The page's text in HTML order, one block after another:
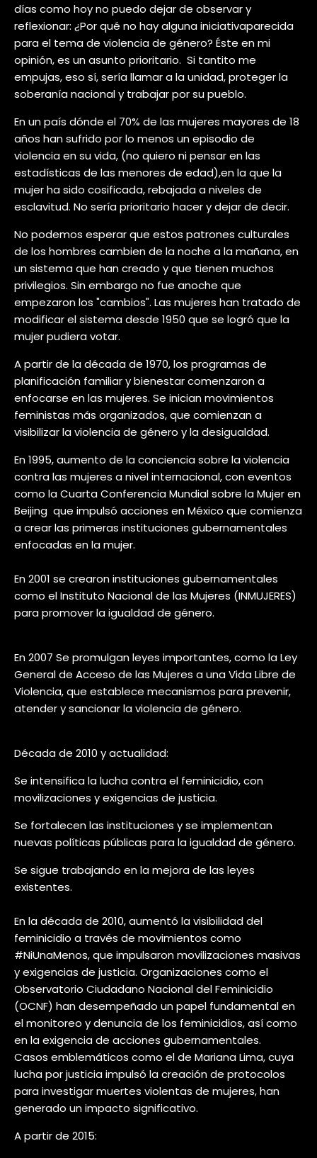
días como hoy no puedo dejar de observar y
reflexionar: ¿Por qué no hay alguna iniciativaparecida
para el tema de violencia de género? Éste en mi
opinión, es un asunto prioritario. Si tantito me
empujas, eso sí, sería llamar a la unidad, proteger la
soberanía nacional y trabajar por su pueblo.
En un país dónde el 70% de las mujeres mayores de 18
años han sufrido por lo menos un episodio de
violencia en su vida, (no quiero ni pensar en las
estadísticas de las menores de edad),en la que la
mujer ha sido cosificada, rebajada a niveles de
esclavitud. No sería prioritario hacer y dejar de decir.
No podemos esperar que estos patrones culturales
de los hombres cambien de la noche a la mañana, en
un sistema que han creado y que tienen muchos
privilegios. Sin embargo no fue anoche que
empezaron los "cambios". Las mujeres han tratado de
modificar el sistema desde 1950 que se logró que la
mujer pudiera votar.
A partir de la década de 1970, los programas de
planificación familiar y bienestar comenzaron a
enfocarse en las mujeres. Se inician movimientos
feministas más organizados, que comienzan a
visibilizar la violencia de género y la desigualdad.
En 1995, aumento de la conciencia sobre la violencia
contra las mujeres a nivel internacional, con eventos
como la Cuarta Conferencia Mundial sobre la Mujer en
Beijing que impulsó acciones en México que comienza
a crear las primeras instituciones gubernamentales
enfocadas en la mujer.
En 2001 se crearon instituciones gubernamentales
como el Instituto Nacional de las Mujeres (INMUJERES)
para promover la igualdad de género.
En 2007 Se promulgan leyes importantes, como la Ley
General de Acceso de las Mujeres a una Vida Libre de
Violencia, que establece mecanismos para prevenir,
atender y sancionar la violencia de género.
Década de 2010 y actualidad:
Se intensifica la lucha contra el feminicidio, con
movilizaciones y exigencias de justicia.
Se fortalecen las instituciones y se implementan
nuevas políticas públicas para la igualdad de género.
Se sigue trabajando en la mejora de las leyes
existentes.
En la década de 2010, aumentó la visibilidad del
feminicidio a través de movimientos como
#NiUnaMenos, que impulsaron movilizaciones masivas
y exigencias de justicia. Organizaciones como el
Observatorio Ciudadano Nacional del Feminicidio
(OCNF) han desempeñado un papel fundamental en
el monitoreo y denuncia de los feminicidios, así como
en la exigencia de acciones gubernamentales.
Casos emblemáticos como el de Mariana Lima, cuya
lucha por justicia impulsó la creación de protocolos
para investigar muertes violentas de mujeres, han
generado un impacto significativo.
A partir de 2015: